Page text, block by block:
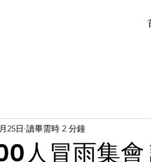
人冒雨集
25日 讀畢需時 2 分鐘